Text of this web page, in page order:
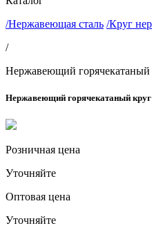
/Нержавеющая сталь /Круг
/
Нержавеющий
Нержавеющий горячекатаный
Розничная цена
Уточняйте
Оптовая цена
Уточняйте